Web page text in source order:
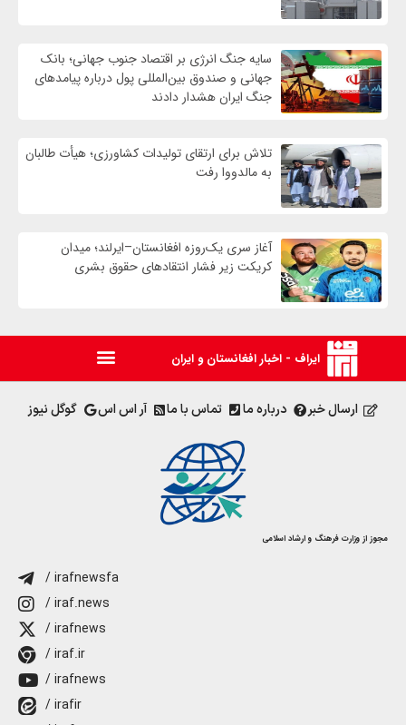
سایه جنگ انرژی بر اقتصاد جنوب جهانی؛ بانک
جهانی و صندوق بین‌المللی پول درباره پیامدهای
جنگ ایران هشدار دادند
تلاش برای ارتقای تولیدات کشاورزی؛ هیأت طالبان
به مالدووا رفت
آغاز سری یک‌روزه افغانستان–ایرلند؛ میدان
کریکت زیر فشار انتقادهای حقوق بشری
ایراف - اخبار افغانستان و ایران
ارسال خبر درباره ما تماس با ما آر اس اس گوگل نیوز
مجوز از وزارت فرهنگ و ارشاد اسلامی
/ irafnewsfa
/ iraf.news
/ irafnews
/ iraf.ir
/ irafnews
/ irafir